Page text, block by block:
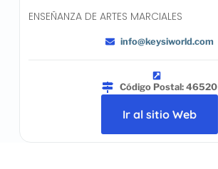
ENSEÑANZA DE ARTES MARCIALES
info@keysiworld.com
Código Postal: 46520
Ir al sitio Web